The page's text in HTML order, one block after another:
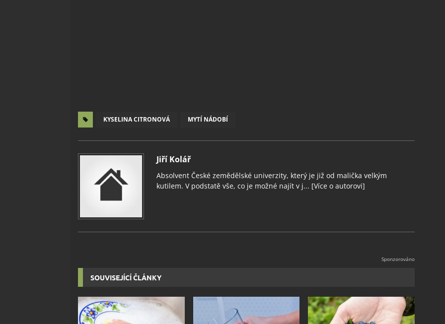
KYSELINA CITRONOVÁ MYTÍ NÁDOBÍ
Jiří Kolář
Absolvent České zemědělské univerzity, který je již od malička velkým
kutilem. V podstatě vše, co je možné najít v j... [Více o autorovi]
SOUVISEJÍCÍ ČLÁNKY